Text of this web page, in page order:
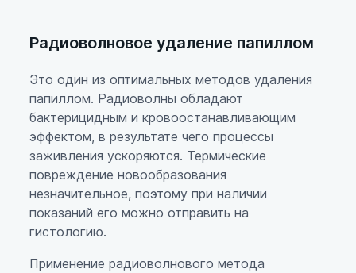
Радиоволновое удаление папиллом
Это один из оптимальных методов удаления
папиллом. Радиоволны обладают
бактерицидным и кровоостанавливающим
эффектом, в результате чего процессы
заживления ускоряются. Термические
повреждение новообразования
незначительное, поэтому при наличии
показаний его можно отправить на
гистологию.
Применение радиоволнового метода